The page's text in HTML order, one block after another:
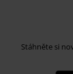
Stáhněte si